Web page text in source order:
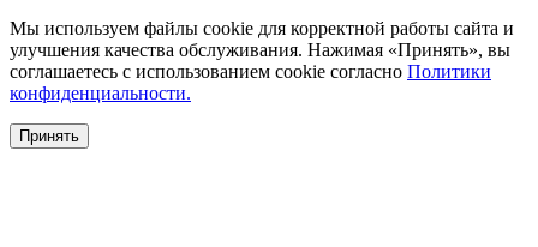
Мы используем файлы cookie для корректной работы сайта и
улучшения качества обслуживания. Нажимая «Принять», вы
соглашаетесь с использованием cookie согласно Политики
конфиденциальности.
Принять